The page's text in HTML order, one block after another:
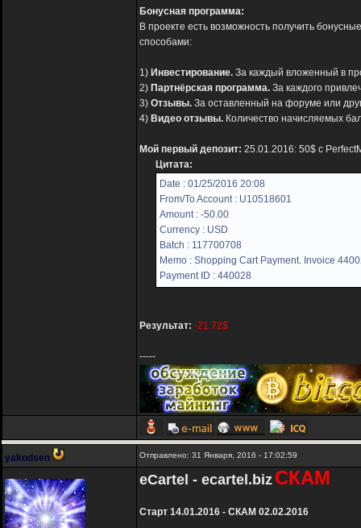
Бонусная программа:
В проекте есть возможность получить
способами:
1) Инвестирование. За каждый вложенный в
2) Партнёрская программа. За каждого
3) Отзывы. За оставленный на форуме или
4) Видео отзывы. Количество начисляемых
Мой первый депозит: 25.01.2016: 50$ с
Цитата:
Date : 01/25/2016 20:08
From/To Account : U10518601
Amount : -50.00
Currency : USD
Batch : 117700708
Memo : Shopping Cart Payment. Invoice
Payment ID : 440028
Результат: -21.72$
-----
yakodsen Отправлено: 31 Января, 2016 - 17:02:59
eCartel - ecartel.biz СКАМ
Старт 14.01.2016 - СКАМ 02.02.2016